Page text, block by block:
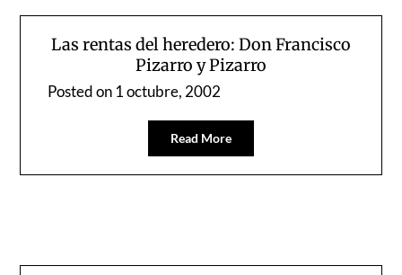
Las rentas del heredero: Don Francisco
Pizarro y Pizarro
Posted on1 octubre, 2002
Read More